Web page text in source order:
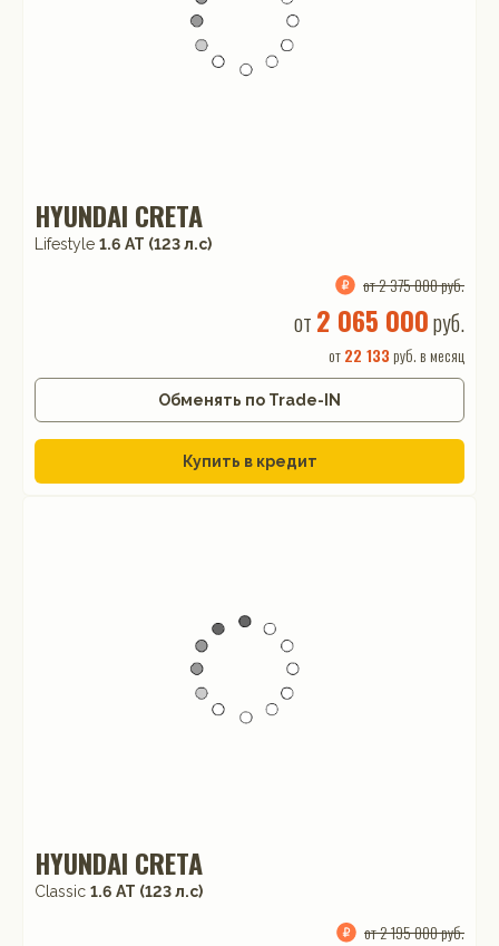
HYUNDAI CRETA
Lifestyle 1.6 АТ (123 л.с)
от 2 375 000 руб.
от 2 065 000руб.
от22 133 руб. в месяц
Обменять по Trade-IN
Купить в кредит
HYUNDAI CRETA
Classic 1.6 АТ (123 л.с)
от 2 195 000 руб.